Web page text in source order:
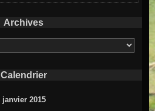
Archives
Calendrier
janvier 2015